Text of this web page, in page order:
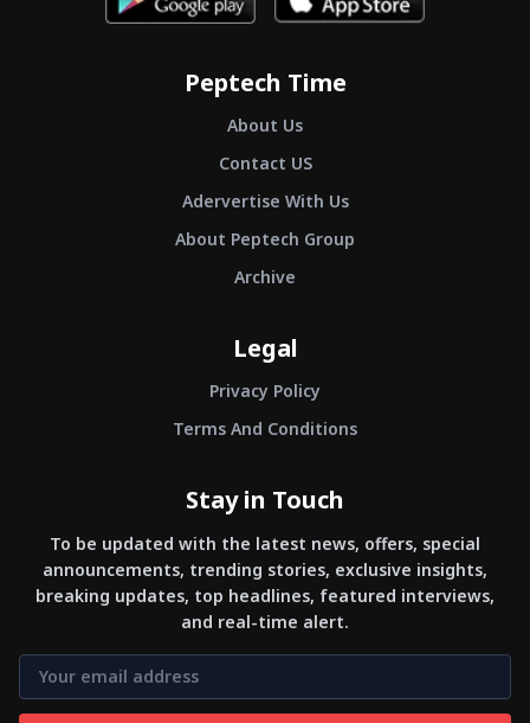
Peptech Time
About Us
Contact US
Adervertise With Us
About Peptech Group
Archive
Legal
Privacy Policy
Terms And Conditions
Stay in Touch
To be updated with the latest news, offers, special
announcements, trending stories, exclusive insights,
breaking updates, top headlines, featured interviews,
and real-time alert.